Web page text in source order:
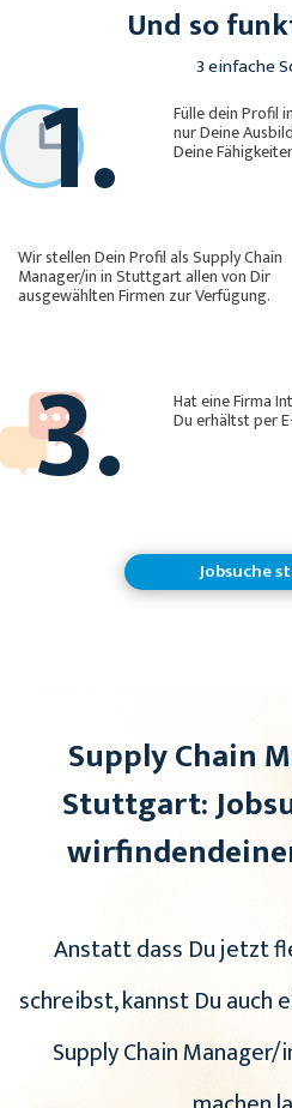
Und so
3 einfache
1. Fülle dein Profil
nur Deine Ausbildung, Deine
Deine
Wir stellen Dein Profil als Supply Chain
Manager/in in Stuttgart allen von Dir
ausgewählten Firmen zur Verfügung.
3. Hat eine Firma
Du erhältst per
Jobsuche
Supply Chain
Stuttgart:
Anstatt dass Du jetzt
schreibst, kannst Du auch
Supply Chain